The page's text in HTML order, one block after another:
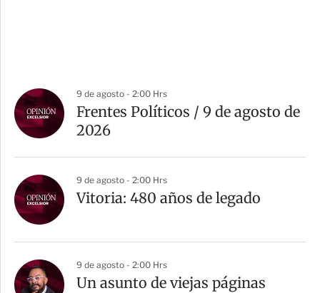
9 de agosto - 2:00 Hrs
Frentes Políticos / 9 de agosto de
2026
9 de agosto - 2:00 Hrs
Vitoria: 480 años de legado
9 de agosto - 2:00 Hrs
Un asunto de viejas páginas